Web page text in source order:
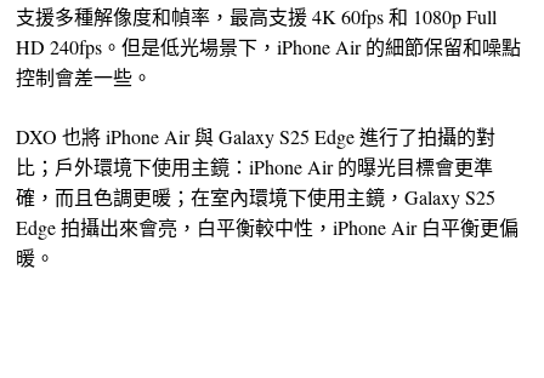
支援多種解像度和幀率，最高支援 4K 60fps 和 1080p Full
HD 240fps。但是低光場景下，iPhone Air 的細節保留和噪點
控制會差一些。
DXO 也將 iPhone Air 與 Galaxy S25 Edge 進行了拍攝的對
比；戶外環境下使用主鏡：iPhone Air 的曝光目標會更準
確，而且色調更暖；在室內環境下使用主鏡，Galaxy S25
Edge 拍攝出來會亮，白平衡較中性，iPhone Air 白平衡更偏
暖。